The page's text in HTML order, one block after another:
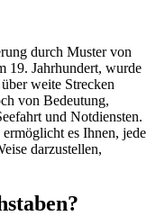
durch Muster von
19. Jahrhundert, wurde
weite Strecken
von Bedeutung,
und Notdiensten.
es Ihnen, jede
darzustellen,